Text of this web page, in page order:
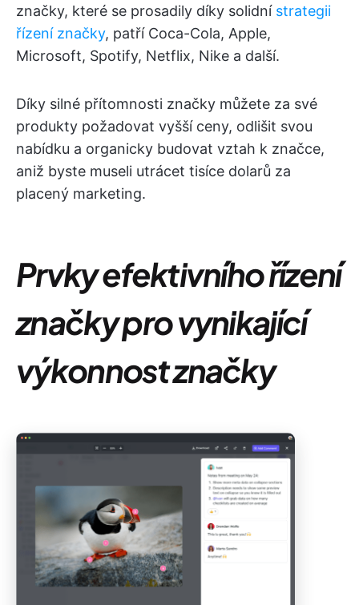
značky, které se prosadily díky solidní strategii
řízení značky, patří Coca-Cola, Apple,
Microsoft, Spotify, Netflix, Nike a další.
Díky silné přítomnosti značky můžete za své
produkty požadovat vyšší ceny, odlišit svou
nabídku a organicky budovat vztah k značce,
aniž byste museli utrácet tisíce dolarů za
placený marketing.
Prvky efektivního řízení
značky pro vynikající
výkonnost značky